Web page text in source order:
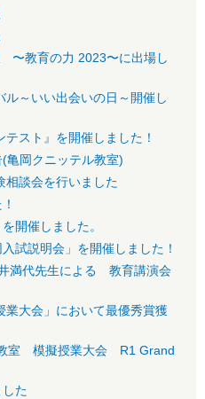
〜教育の力 2023〜に出場し
～いい出会いの日～開催し
スト』を開催しました！
亀岡クニッテル教室)
相談会を行いました
開催しました。
試説明会」を開催しました！
満代先生による 教育講演会
業大会」において最優秀賞獲
室 模擬授業大会 R1 Grand
した